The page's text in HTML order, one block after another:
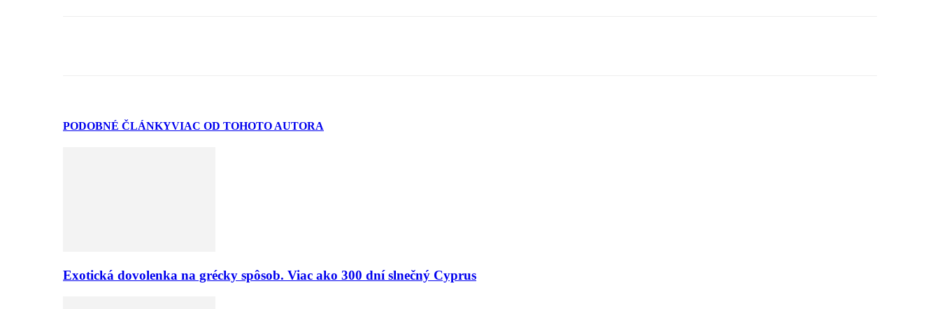
PODOBNÉ ČLÁNKYVIAC OD TOHOTO AUTORA
Exotická dovolenka na grécky spôsob. Viac ako 300 dní slnečný Cyprus